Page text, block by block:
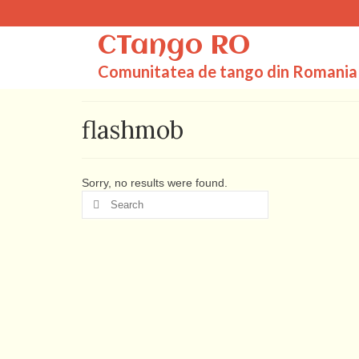
CTango RO
Comunitatea de tango din Romania
flashmob
Sorry, no results were found.
Search